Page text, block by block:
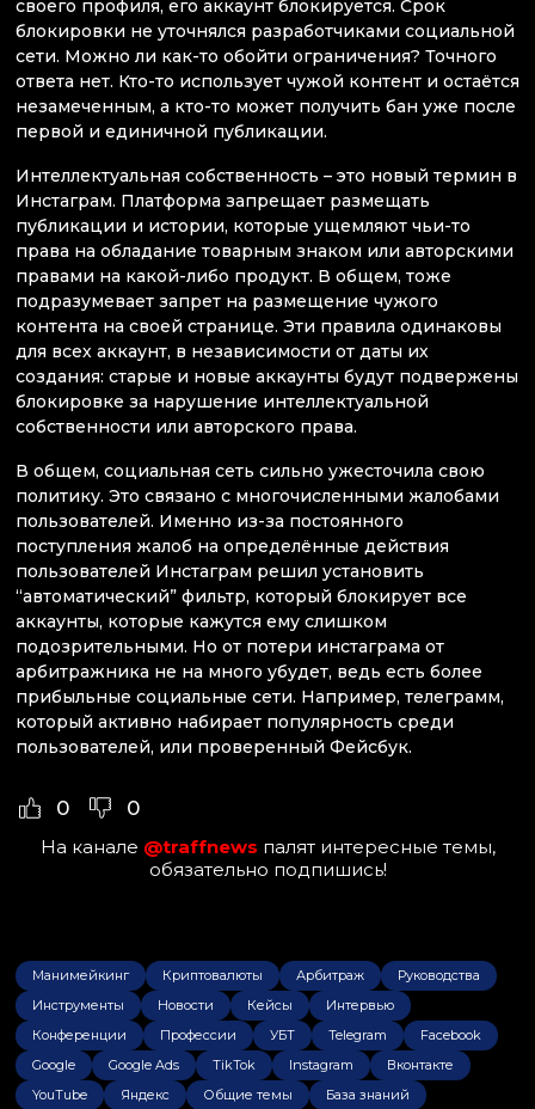
своего профиля, его аккаунт блокируется. Срок
блокировки не уточнялся разработчиками социальной
сети. Можно ли как-то обойти ограничения? Точного
ответа нет. Кто-то использует чужой контент и остаётся
незамеченным, а кто-то может получить бан уже после
первой и единичной публикации.
Интеллектуальная собственность – это новый термин в
Инстаграм. Платформа запрещает размещать
публикации и истории, которые ущемляют чьи-то
права на обладание товарным знаком или авторскими
правами на какой-либо продукт. В общем, тоже
подразумевает запрет на размещение чужого
контента на своей странице. Эти правила одинаковы
для всех аккаунт, в независимости от даты их
создания: старые и новые аккаунты будут подвержены
блокировке за нарушение интеллектуальной
собственности или авторского права.
В общем, социальная сеть сильно ужесточила свою
политику. Это связано с многочисленными жалобами
пользователей. Именно из-за постоянного
поступления жалоб на определённые действия
пользователей Инстаграм решил установить
“автоматический” фильтр, который блокирует все
аккаунты, которые кажутся ему слишком
подозрительными. Но от потери инстаграма от
арбитражника не на много убудет, ведь есть более
прибыльные социальные сети. Например, телеграмм,
который активно набирает популярность среди
пользователей, или проверенный Фейсбук.
0 0
На канале @traffnews палят интересные темы,
обязательно подпишись!
Манимейкинг Криптовалюты Арбитраж
Руководства
Инструменты
Новости Кейсы
Интервью
Конференции
Профессии УБТ Telegram
Facebook
Google
Google Ads TikTok Instagram
Вконтакте
YouTube
Яндекс Общие темы База знаний